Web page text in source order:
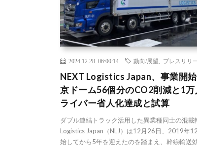
2024.12.28 06:00:14 動向/展望 プレスリリ
NEXT Logistics Japan、事業開
京ドーム56個分のCO2削減と1万
ライバー省人化達成と試算
ダブル連結トラック活用した異業種同士の混載
Logistics Japan（NLJ）は12月26日、2019年
始してから5年を迎えたのを踏まえ、幹線輸送